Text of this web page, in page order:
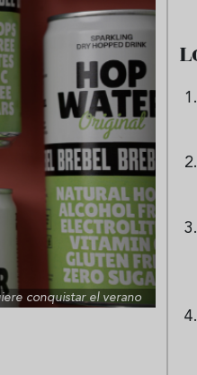
conquistar el verano